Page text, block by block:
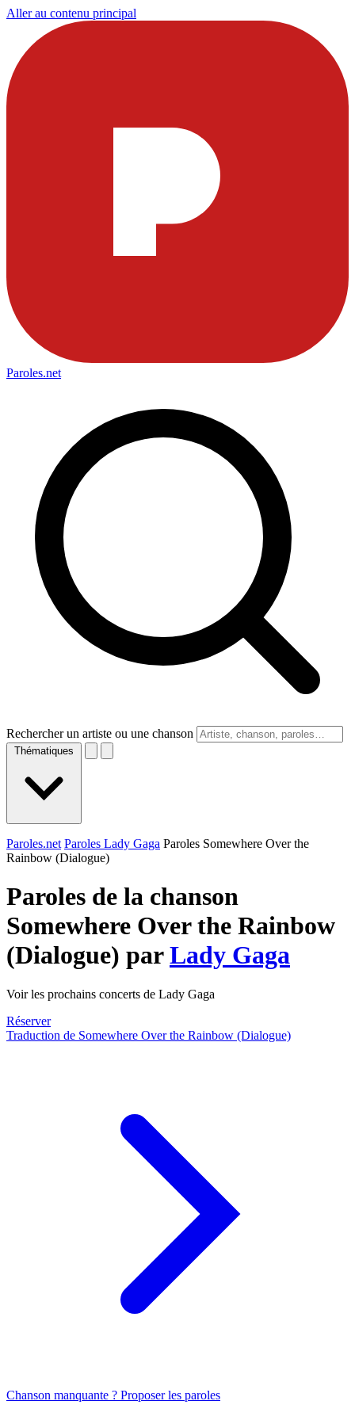
Aller au contenu principal
Paroles.net
Rechercher un artiste ou une chanson
Thématiques
Paroles.net Paroles Lady Gaga Paroles Somewhere Over the
Rainbow (Dialogue)
Paroles de la chanson
Somewhere Over the Rainbow
(Dialogue) parLady Gaga
Voir les prochains concerts de Lady Gaga
Réserver
Traduction de Somewhere Over the Rainbow (Dialogue)
Chanson manquante ? Proposer les paroles